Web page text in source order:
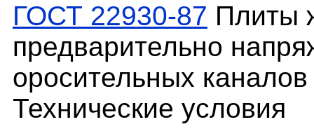
ГОСТ 22930-87 Плиты
предварительно
оросительных
Технические условия